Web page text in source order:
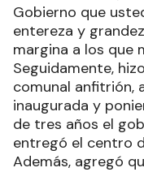
Gobierno que
entereza y
margina a los que
Seguidamente,
comunal anfitrión,
inaugurada y
de tres años el
entregó el centro
Además, agregó